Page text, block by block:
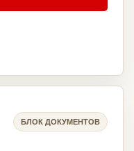
БЛОК ДОКУМЕНТОВ